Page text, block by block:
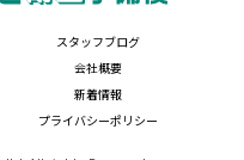
スタッフブログ
会社概要
新着情報
プライバシーポリシー